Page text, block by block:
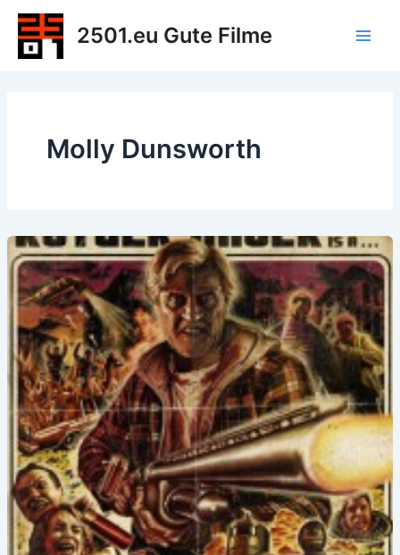
Zum
Inhalt
springen
2501.eu Gute Filme
Molly Dunsworth